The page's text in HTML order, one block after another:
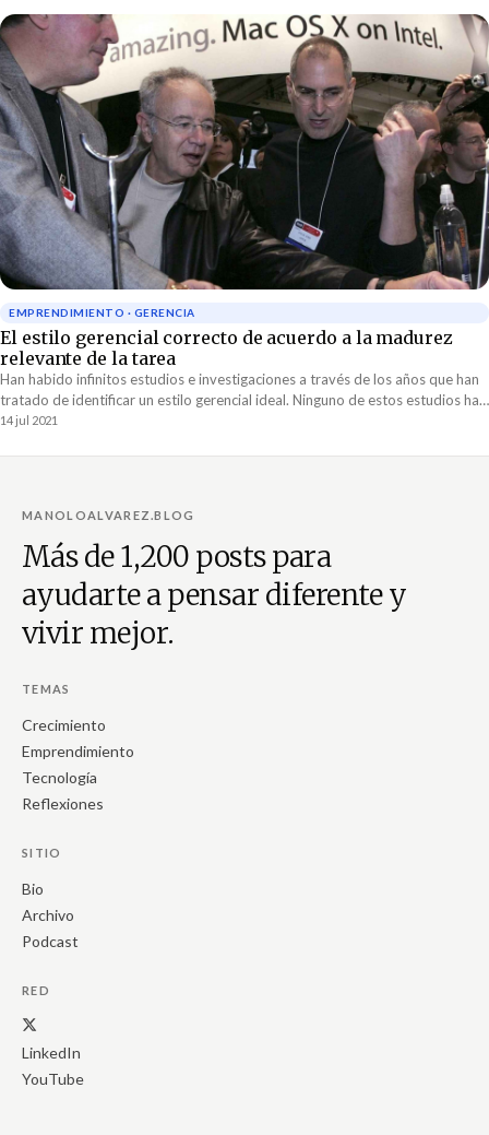
EMPRENDIMIENTO · GERENCIA
El estilo gerencial correcto de acuerdo a la madurez
relevante de la tarea
Han habido infinitos estudios e investigaciones a través de los años que han
tratado de identificar un estilo gerencial ideal. Ninguno de estos estudios ha
podido identificar un sólo estilo gerencial que sea el mejor.
14 jul 2021
MANOLOALVAREZ.BLOG
Más de 1,200 posts para
ayudarte a pensar diferente y
vivir mejor.
TEMAS
Crecimiento
Emprendimiento
Tecnología
Reflexiones
SITIO
Bio
Archivo
Podcast
RED
LinkedIn
YouTube